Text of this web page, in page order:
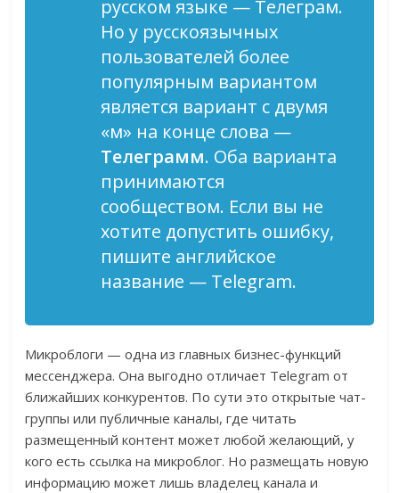
русском языке — Телеграм.
Но у русскоязычных
пользователей более
популярным вариантом
является вариант с двумя
«м» на конце слова —
Телеграмм. Оба варианта
принимаются
сообществом. Если вы не
хотите допустить ошибку,
пишите английское
название — Telegram.
Микроблоги — одна из главных бизнес-функций
мессенджера. Она выгодно отличает Telegram от
ближайших конкурентов. По сути это открытые чат-
группы или публичные каналы, где читать
размещенный контент может любой желающий, у
кого есть ссылка на микроблог. Но размещать новую
информацию может лишь владелец канала и